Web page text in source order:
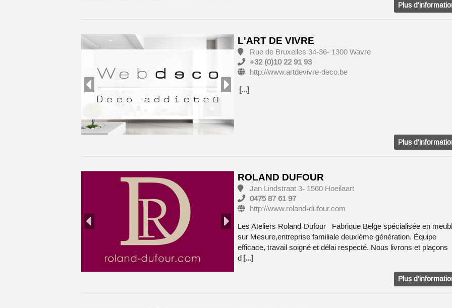
Plus
L'ART DE VIVRE
Rue de Bruxelles 34-36- 1300 Wavre
+32 (0)10 22 91 93
http://www.artdevivre-deco.be
[...]
Plus
ROLAND DUFOUR
Jan Lindstraat 3- 1560 Hoeilaart
0475 87 61 97
http://www.roland-dufour.com
Les Ateliers Roland-Dufour Fabrique Belge spécialisée en
sur Mesure,entreprise familiale deuxième génération. Équipe
efficace, travail soigné et délai respecté. Nous livrons et plaçons
d [...]
Plus